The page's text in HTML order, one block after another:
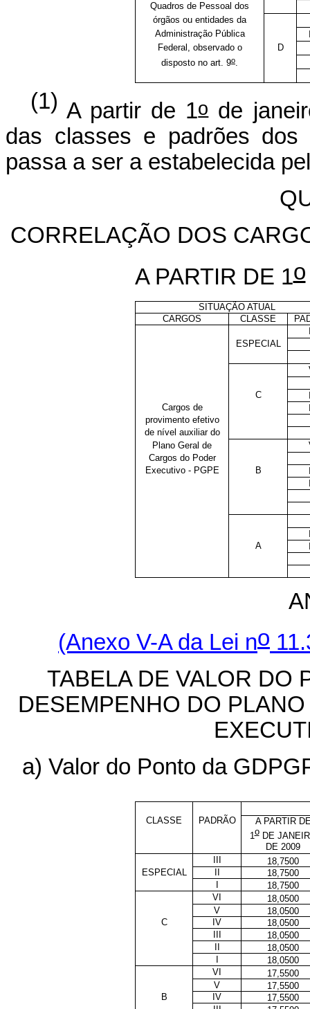
Quadros de Pessoal dos
órgãos ou entidades da
Administração Pública
Federal, observado o
D
disposto no art. 9o.
(1) A partir de 1ode
das classes e padrões
passa a ser a estabelecida
CORRELAÇÃO DOS
A PARTIR DE 1o
SITUAÇÃO ATUAL
CARGOS
CLASSE
ESPECIAL
C
Cargos de
provimento efetivo
de nível auxiliar do
Plano Geral de
Cargos do Poder
Executivo - PGPE
B
A
(Anexo V-A da Lei no
TABELA DE VALOR DO
DESEMPENHO DO
a) Valor do Ponto da
CLASSE PADRÃO
A PARTIR
1oDE
DE 2009
18,7500
ESPECIAL
18,7500
18,7500
VI
18,0500
V
18,0500
C
IV
18,0500
18,0500
18,0500
18,0500
VI
17,5500
V
17,5500
B
IV
17,5500